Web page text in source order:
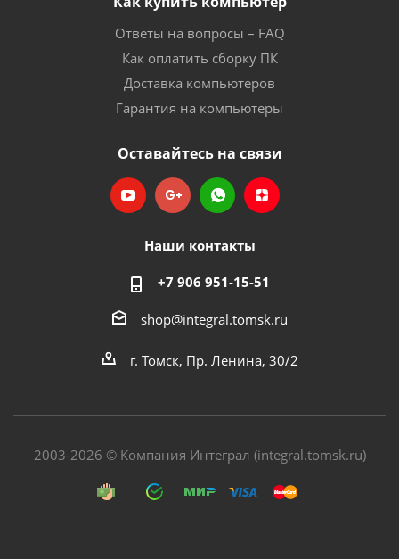
Ответы на вопросы – FAQ
Как оплатить сборку ПК
Доставка компьютеров
Гарантия на компьютеры
Оставайтесь на связи
Наши контакты
+7 906 951-15-51
shop@integral.tomsk.ru
г. Томск, Пр. Ленина, 30/2
2003-2026 © Компания Интеграл (integral.tomsk.ru)